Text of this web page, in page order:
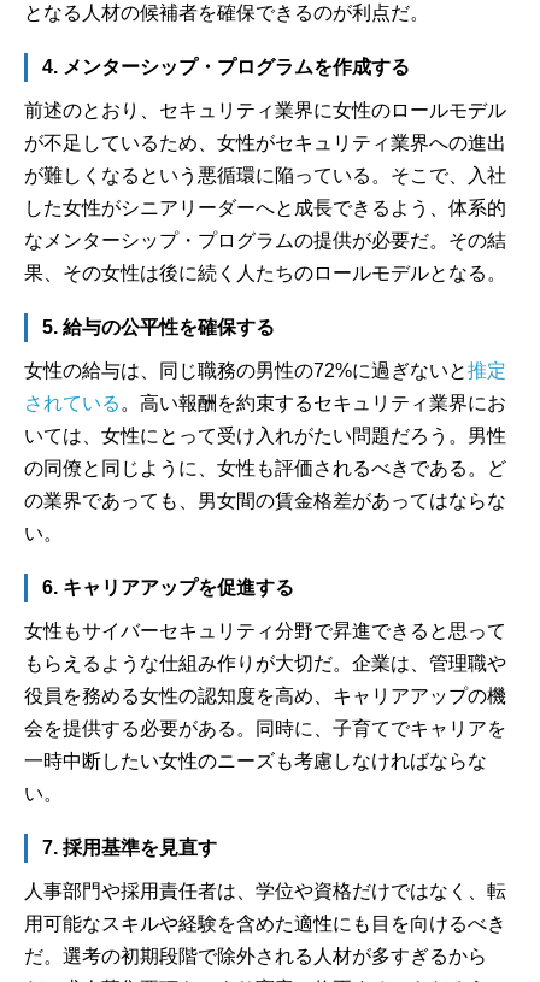
となる人材の候補者を確保できるのが利点だ。
4. メンターシップ・プログラムを作成する
前述のとおり、セキュリティ業界に女性のロールモデル
が不足しているため、女性がセキュリティ業界への進出
が難しくなるという悪循環に陥っている。そこで、入社
した女性がシニアリーダーへと成長できるよう、体系的
なメンターシップ・プログラムの提供が必要だ。その結
果、その女性は後に続く人たちのロールモデルとなる。
5. 給与の公平性を確保する
女性の給与は、同じ職務の男性の72%に過ぎないと推定
されている 。高い報酬を約束するセキュリティ業界にお
いては、女性にとって受け入れがたい問題だろう。男性
の同僚と同じように、女性も評価されるべきである。ど
の業界であっても、男女間の賃金格差があってはならな
い。
6. キャリアアップを促進する
女性もサイバーセキュリティ分野で昇進できると思って
もらえるような仕組み作りが大切だ。企業は、管理職や
役員を務める女性の認知度を高め、キャリアアップの機
会を提供する必要がある。同時に、子育てでキャリアを
一時中断したい女性のニーズも考慮しなければならな
い。
7. 採用基準を見直す
人事部門や採用責任者は、学位や資格だけではなく、転
用可能なスキルや経験を含めた適性にも目を向けるべき
だ。選考の初期段階で除外される人材が多すぎるから